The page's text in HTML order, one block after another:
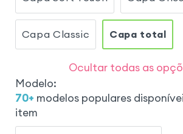
Capa Classic Capa total
Ocultar todas as
Modelo:
70+ modelos populares
item